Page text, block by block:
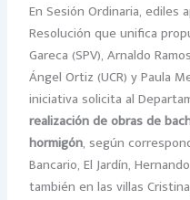
En Sesión Ordinaria,
Resolución que unifica
Gareca (SPV), Arnaldo
Ángel Ortiz (UCR) y Paula
iniciativa solicita al
realización de obras de
hormigón, según
Bancario, El Jardín,
también en las villas